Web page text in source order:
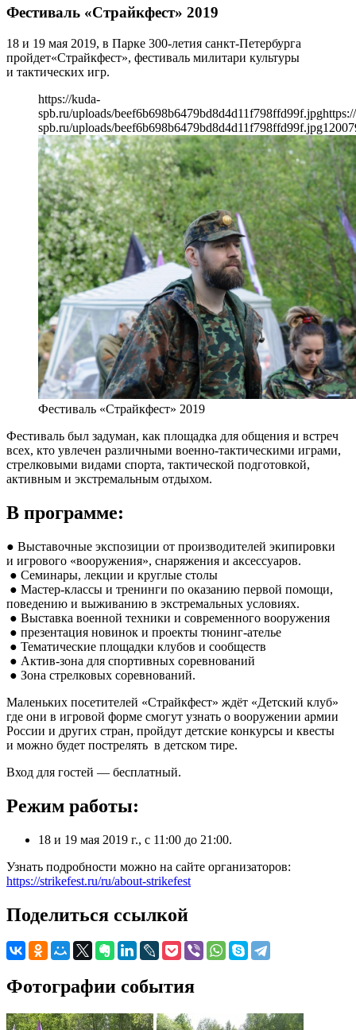
Фестиваль «Страйкфест» 2019
18 и 19 мая 2019, в Парке 300-летия санкт-Петербурга
пройдет«Страйкфест», фестиваль милитари культуры
и тактических игр.
https://kuda-
spb.ru/uploads/beef6b698b6479bd8d4d11f798ffd99f.jpg
spb.ru/uploads/beef6b698b6479bd8d4d11f798ffd99f.jpg1200
Фестиваль «Страйкфест» 2019
Фестиваль был задуман, как площадка для общения и встреч
всех, кто увлечен различными военно-тактическими играми,
стрелковыми видами спорта, тактической подготовкой,
активным и экстремальным отдыхом.
В программе:
● Выставочные экспозиции от производителей экипировки
и игрового «вооружения», снаряжения и аксессуаров.
● Семинары, лекции и круглые столы
● Мастер-классы и тренинги по оказанию первой помощи,
поведению и выживанию в экстремальных условиях.
● Выставка военной техники и современного вооружения
● презентация новинок и проекты тюнинг-ателье
● Тематические площадки клубов и сообществ
● Актив-зона для спортивных соревнований
● Зона стрелковых соревнований.
Маленьких посетителей «Страйкфест» ждёт «Детский клуб»
где они в игровой форме смогут узнать о вооружении армии
России и других стран, пройдут детские конкурсы и квесты
и можно будет пострелять в детском тире.
Вход для гостей — бесплатный.
Режим работы:
18 и 19 мая 2019 г., с 11:00 до 21:00.
Узнать подробности можно на сайте организаторов:
https://strikefest.ru/ru/about-strikefest
Поделиться ссылкой
Фотографии события